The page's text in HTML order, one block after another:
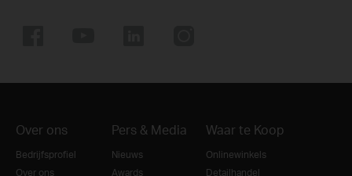
Over ons
Bedrijfsprofiel
Over ons
Pers & Media
Nieuws
Awards
Waar te Koop
Onlinewinkels
Detailhandel